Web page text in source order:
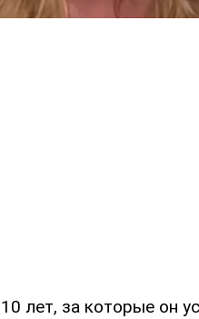
лет, за которые он